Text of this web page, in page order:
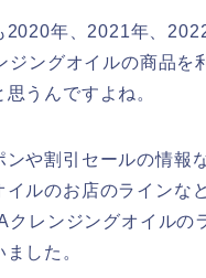
2020年、2021年、
ジングオイルの商品を
うんですよね。
ンや割引セールの情報
イルのお店のラインな
クレンジングオイルの
した。